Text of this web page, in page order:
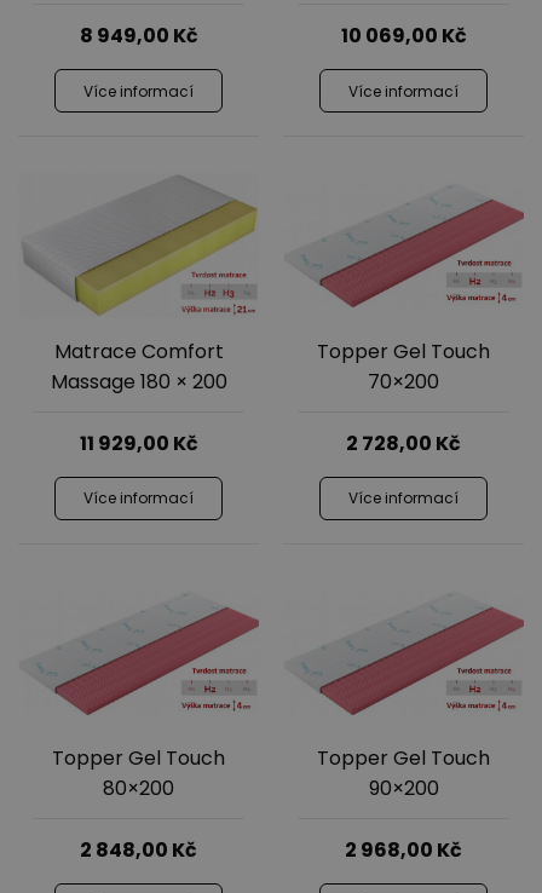
8 949,00 Kč
Více informací
10 069,00 Kč
Více informací
Matrace Comfort
Massage 180 × 200
11 929,00 Kč
Více informací
Topper Gel Touch
70×200
2 728,00 Kč
Více informací
Topper Gel Touch
80×200
2 848,00 Kč
Topper Gel Touch
90×200
2 968,00 Kč